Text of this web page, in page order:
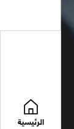
الرئيسية